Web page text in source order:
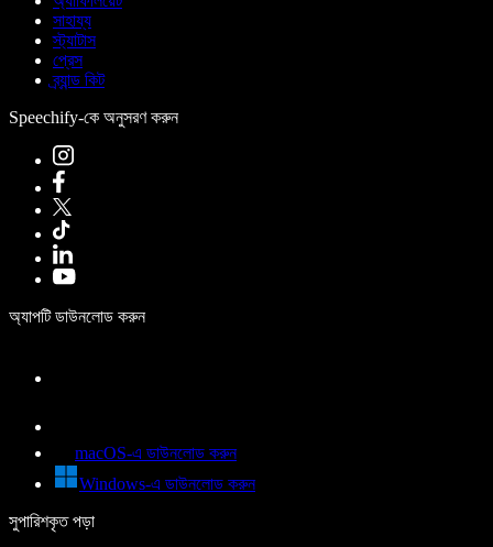
সাহায্য
স্ট্যাটাস
প্রেস
ব্র্যান্ড কিট
Speechify-কে অনুসরণ করুন
অ্যাপটি ডাউনলোড করুন
macOS-এ ডাউনলোড করুন
Windows-এ ডাউনলোড করুন
সুপারিশকৃত পড়া